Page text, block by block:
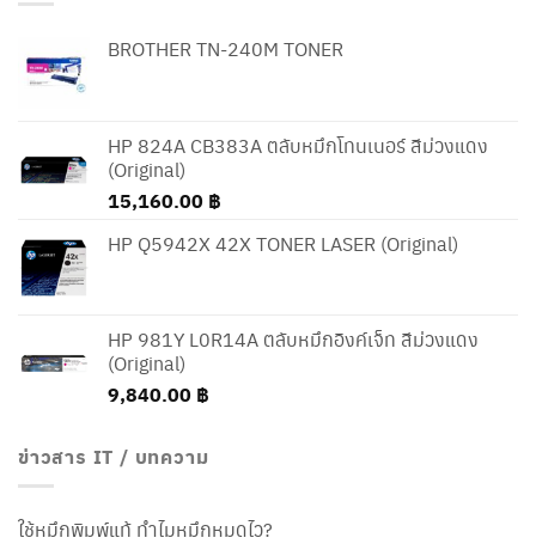
BROTHER TN-240M TONER
HP 824A CB383A ตลับหมึกโทนเนอร์ สีม่วงแดง
(Original)
15,160.00 ฿
HP Q5942X 42X TONER LASER (Original)
HP 981Y L0R14A ตลับหมึกอิงค์เจ็ท สีม่วงแดง
(Original)
9,840.00 ฿
ข่าวสาร IT / บทความ
ใช้หมึกพิมพ์แท้ ทำไมหมึกหมดไว?